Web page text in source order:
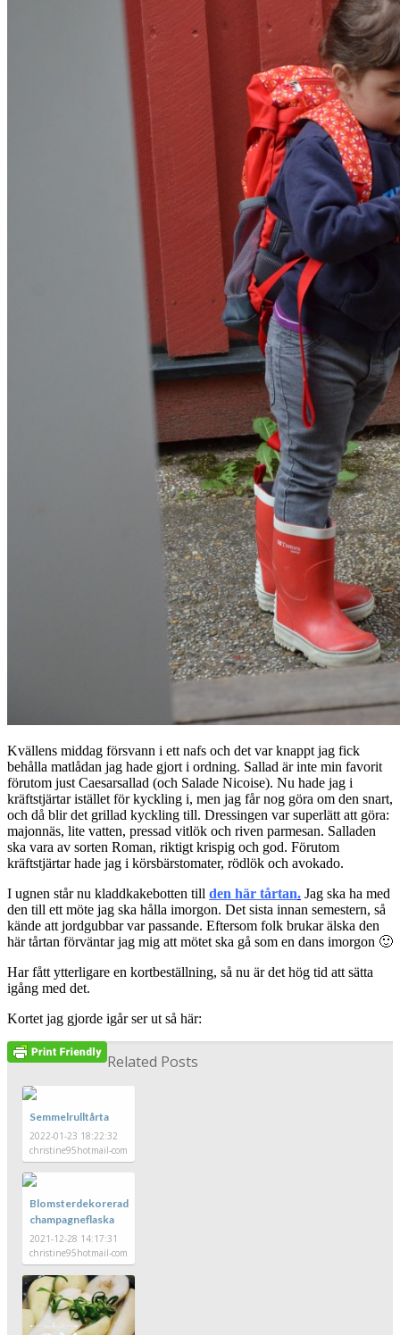
Kvällens middag försvann i ett nafs och det var knappt jag fick
behålla matlådan jag hade gjort i ordning. Sallad är inte min favorit
förutom just Caesarsallad (och Salade Nicoise). Nu hade jag i
kräftstjärtar istället för kyckling i, men jag får nog göra om den snart,
och då blir det grillad kyckling till. Dressingen var superlätt att göra:
majonnäs, lite vatten, pressad vitlök och riven parmesan. Salladen
ska vara av sorten Roman, riktigt krispig och god. Förutom
kräftstjärtar hade jag i körsbärstomater, rödlök och avokado.
I ugnen står nu kladdkakebotten till den här tårtan. Jag ska ha med
den till ett möte jag ska hålla imorgon. Det sista innan semestern, så
kände att jordgubbar var passande. Eftersom folk brukar älska den
här tårtan förväntar jag mig att mötet ska gå som en dans imorgon 🙂
Har fått ytterligare en kortbeställning, så nu är det hög tid att sätta
igång med det.
Kortet jag gjorde igår ser ut så här:
Related Posts
Semmelrulltårta
2022-01-23 18:22:32
christine95hotmail-com
Blomsterdekorerad
champagneflaska
2021-12-28 14:17:31
christine95hotmail-com